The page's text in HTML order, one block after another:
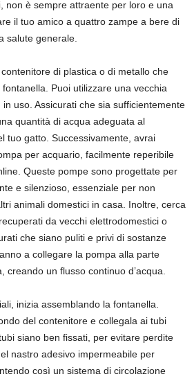
non è sempre attraente per loro e una
il tuo amico a quattro zampe a bere di
salute generale.
di plastica o di metallo che
Puoi utilizzare una vecchia
uso. Assicurati che sia sufficientemente
quantità di acqua adeguata al
tuo gatto. Successivamente, avrai
per acquario, facilmente reperibile
Queste pompe sono progettate per
e silenzioso, essenziale per non
animali domestici in casa. Inoltre, cerca
da vecchi elettrodomestici o
che siano puliti e privi di sostanze
a collegare la pompa alla parte
creando un flusso continuo d’acqua.
inizia assemblando la fontanella.
del contenitore e collegala ai tubi
siano ben fissati, per evitare perdite
nastro adesivo impermeabile per
così un sistema di circolazione